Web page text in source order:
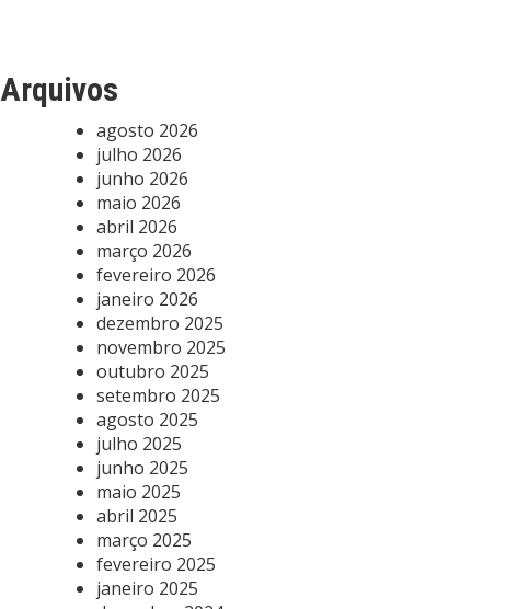
Arquivos
agosto 2026
julho 2026
junho 2026
maio 2026
abril 2026
março 2026
fevereiro 2026
janeiro 2026
dezembro 2025
novembro 2025
outubro 2025
setembro 2025
agosto 2025
julho 2025
junho 2025
maio 2025
abril 2025
março 2025
fevereiro 2025
janeiro 2025